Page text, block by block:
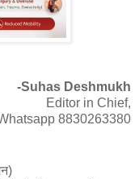
-Suhas Deshmukh
Editor in Chief,
8830263380